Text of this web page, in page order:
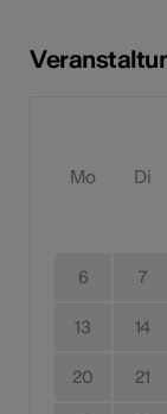
Mo Di
6 7
13 14
20 21